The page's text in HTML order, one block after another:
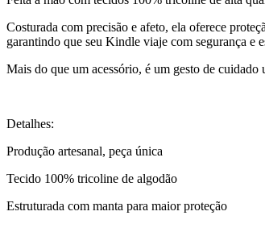
Costurada com precisão e afeto, ela oferece
garantindo que seu Kindle viaje com segurança e
Mais do que um acessório, é um gesto de
Detalhes:
Produção artesanal, peça única
Tecido 100% tricoline de algodão
Estruturada com manta para maior proteção